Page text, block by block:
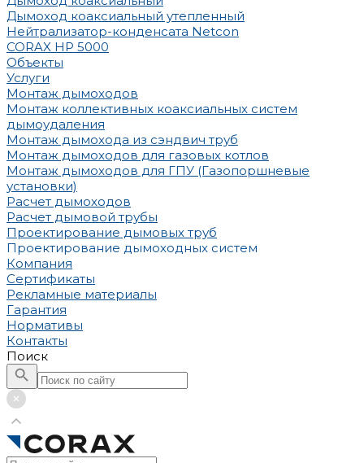
Дымоход коаксиальный утепленный
Нейтрализатор-конденсата Netcon
CORAX HP 5000
Объекты
Услуги
Монтаж дымоходов
Монтаж коллективных коаксиальных систем
дымоудаления
Монтаж дымохода из сэндвич труб
Монтаж дымоходов для газовых котлов
Монтаж дымоходов для ГПУ (Газопоршневые
установки)
Расчет дымоходов
Расчет дымовой трубы
Проектирование дымовых труб
Проектирование дымоходных систем
Компания
Сертификаты
Рекламные материалы
Гарантия
Нормативы
Контакты
Поиск